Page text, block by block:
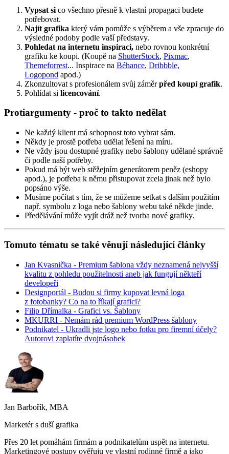
Vypsat si co všechno přesně k vlastní propagaci budete
potřebovat.
Najít grafika který vám pomůže s výběrem a vše zpracuje do
výsledné podoby podle vaší představy.
Pohledat na internetu inspiraci, nebo rovnou konkrétní
grafiku ke koupi. (Koupě na ShutterStock, Pixmac,
Themeforrest... Inspirace na Béhance, Dribbble,
Logopond apod.)
Zkonzultovat s profesionálem svůj záměrpřed koupí grafik.
Pohlídat si licencování.
Protiargumenty - proč to takto nedělat
Ne každý klient má schopnost toto vybrat sám.
Někdy je prostě potřeba udělat řešení na míru.
Ne vždy jsou dostupné grafiky nebo šablony udělané správně
či podle naší potřeby.
Pokud má být web stěžejním generátorem peněz (eshopy
apod.), je potřeba k němu přistupovat zcela jinak než bylo
popsáno výše.
Musíme počítat s tím, že se můžeme setkat s dalším použitím
např. symbolu z loga nebo šablony webu také někde jinde.
Předělávání může vyjít dráž než tvorba nové grafiky.
Tomuto tématu se také věnují následující články
Jan Kvasnička - Premium šablona vždy neznamená nejvyšší
kvalitu z pohledu použitelnosti aneb jak fungují někteří
developeři
Designportál - Budou si firmy kupovat levná loga
z fotobanky? Co na to říkají grafici?
Filip Dřímalka - Grafici vs. Šablony
MKURRI - Nemám rád premium WordPress šablony
Podnikatel - Ukradli jste logo nebo fotku pro firemní účely?
Autorovi zaplatíte dvojnásobek
Jan Barbořík, MBA
Marketér s duší grafika
Přes 20 let pomáhám firmám a podnikatelům uspět na internetu.
Marketingové postupy ověřuju ve vlastní rodinné firmě a jako